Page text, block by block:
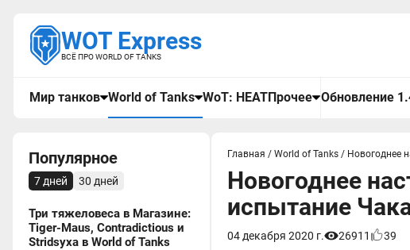
WOT Express
ВСЁ ПРО WORLD OF TANKS
Мир танков World of Tanks WoT: HEATПрочее Обновление
Популярное
7 дней 30 дней
Три тяжеловеса в Магазине:
Tiger-Maus, Contradictious и
Stridsyxa в World of Tanks
Главная / World of Tanks / Новогоднее
Новогоднее
испытание
04 декабря 2020 г. 26911 39